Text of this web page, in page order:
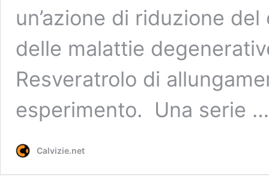
un’azione di riduzione
delle malattie
Resveratrolo di
esperimento. Una serie
Calvizie.net